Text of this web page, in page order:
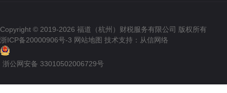
Copyright © 2019-2026 福道（杭州）财税服务有限公司 版权所有
浙ICP备20000906号-3 网站地图 技术支持： 从信网络
浙公网安备 33010502006729号